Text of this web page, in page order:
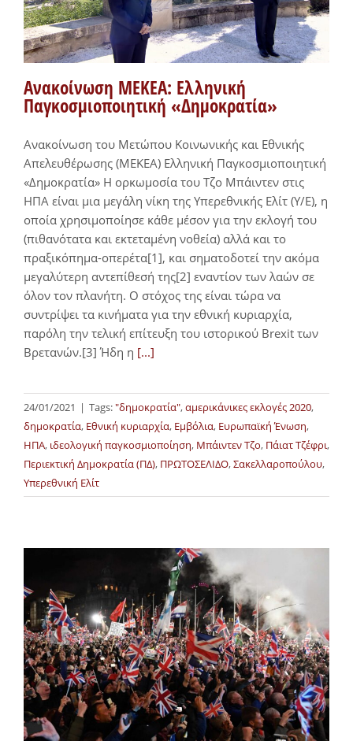
Ανακοίνωση ΜΕΚΕΑ: Ελληνική
Παγκοσμιοποιητική «Δημοκρατία»
Ανακοίνωση του Μετώπου Κοινωνικής και Εθνικής
Απελευθέρωσης (ΜΕΚΕΑ) Ελληνική Παγκοσμιοποιητική
«Δημοκρατία» Η ορκωμοσία του Τζο Μπάιντεν στις
ΗΠΑ είναι μια μεγάλη νίκη της Υπερεθνικής Ελίτ (Υ/Ε), η
οποία χρησιμοποίησε κάθε μέσον για την εκλογή του
(πιθανότατα και εκτεταμένη νοθεία) αλλά και το
πραξικόπημα-οπερέτα[1], και σηματοδοτεί την ακόμα
μεγαλύτερη αντεπίθεσή της[2] εναντίον των λαών σε
όλον τον πλανήτη. Ο στόχος της είναι τώρα να
συντρίψει τα κινήματα για την εθνική κυριαρχία,
παρόλη την τελική επίτευξη του ιστορικού Brexit των
Βρετανών.[3] Ήδη η [...]
24/01/2021 | Tags:"δημοκρατία",αμερικάνικες εκλογές 2020,
δημοκρατία, Εθνική κυριαρχία, Εμβόλια, Ευρωπαϊκή Ένωση,
ΗΠΑ, ιδεολογική παγκοσμιοποίηση, Μπάιντεν Τζο, Πάιατ Τζέφρι,
Περιεκτική Δημοκρατία (ΠΔ), ΠΡΩΤΟΣΕΛΙΔΟ,Σακελλαροπούλου,
Υπερεθνική Ελίτ